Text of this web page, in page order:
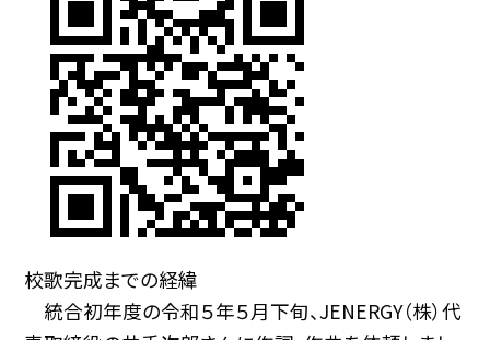
校歌完成までの経緯
統合初年度の令和５年５月下旬、JENERGY（株）代